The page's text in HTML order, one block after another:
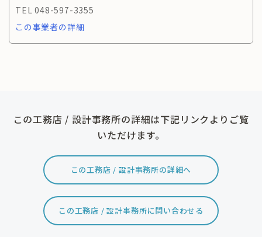
048-597-3355
この事業者の詳細
この工務店 / 設計事務所の詳細は下記リンクよりご覧
いただけます。
この工務店 / 設計事務所の詳細へ
この工務店 / 設計事務所に問い合わせる